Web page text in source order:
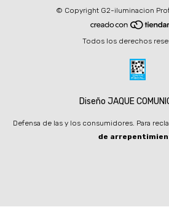
© Copyright G2-iluminacion
Todos los derechos
Diseño JAQUE
Defensa de las y los consumidores. Para
de